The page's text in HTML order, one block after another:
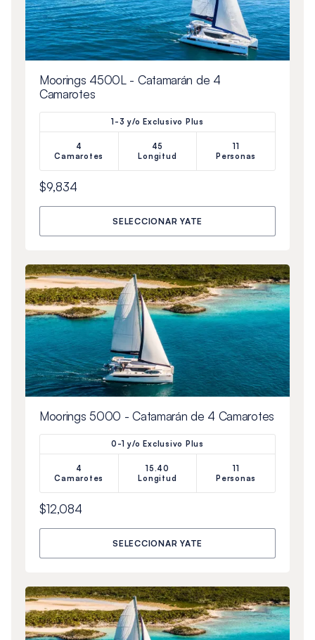
Moorings 4500L - Catamarán de 4
Camarotes
1-3 y/o Exclusivo Plus
4
Camarotes
45
Longitud
11
Personas
$9,834
SELECCIONAR YATE
Moorings 5000 - Catamarán de 4 Camarotes
0-1 y/o Exclusivo Plus
4
Camarotes
15.40
Longitud
11
Personas
$12,084
SELECCIONAR YATE